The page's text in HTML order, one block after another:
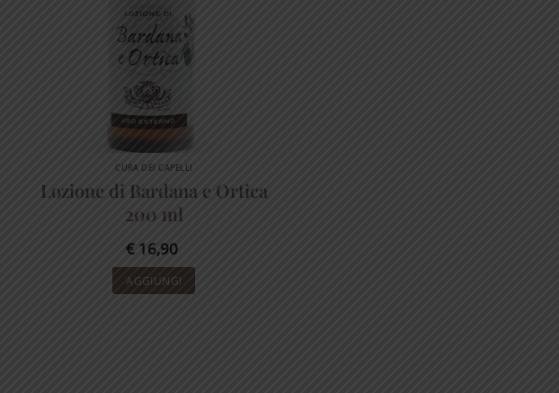
CURA DEI CAPELLI
Lozione di Bardana e Ortica
200 ml
€ 16,90
AGGIUNGI